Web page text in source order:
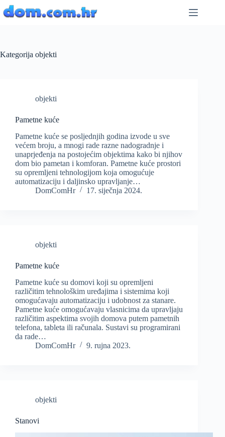
Preskoči
na
Kategorija objekti
objekti
Pametne kuće
Pametne kuće se posljednjih godina izvode u sve
većem broju, a mnogi rade razne nadogradnje i
unaprjeđenja na postojećim objektima kako bi njihov
dom bio pametan i komforan. Pametne kuće prostori
su opremljeni tehnologijom koja omogućuje
automatizaciju i daljinsko upravljanje…
DomComHr
17. siječnja 2024.
objekti
Pametne kuće
Pametne kuće su domovi koji su opremljeni
različitim tehnološkim uređajima i sistemima koji
omogućavaju automatizaciju i udobnost za stanare.
Pametne kuće omogućavaju vlasnicima da upravljaju
različitim aspektima svojih domova putem pametnih
telefona, tableta ili računala. Sustavi su programirani
da rade…
DomComHr
9. rujna 2023.
objekti
Stanovi